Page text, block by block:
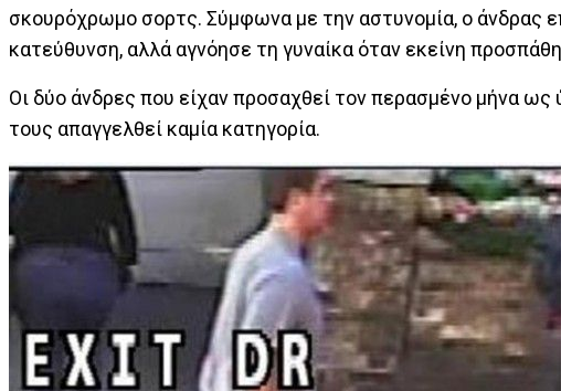
σκουρόχρωμο σορτς. Σύμφωνα με την αστυνομία, ο άνδρας
κατεύθυνση, αλλά αγνόησε τη γυναίκα όταν εκείνη
Οι δύο άνδρες που είχαν προσαχθεί τον περασμένο μήνα
τους απαγγελθεί καμία κατηγορία.